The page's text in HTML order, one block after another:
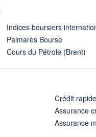
Indices boursiers
Palmarès Bourse
Cours du Pétrole (Brent)
Crédit rapide
Assurance
Assurance